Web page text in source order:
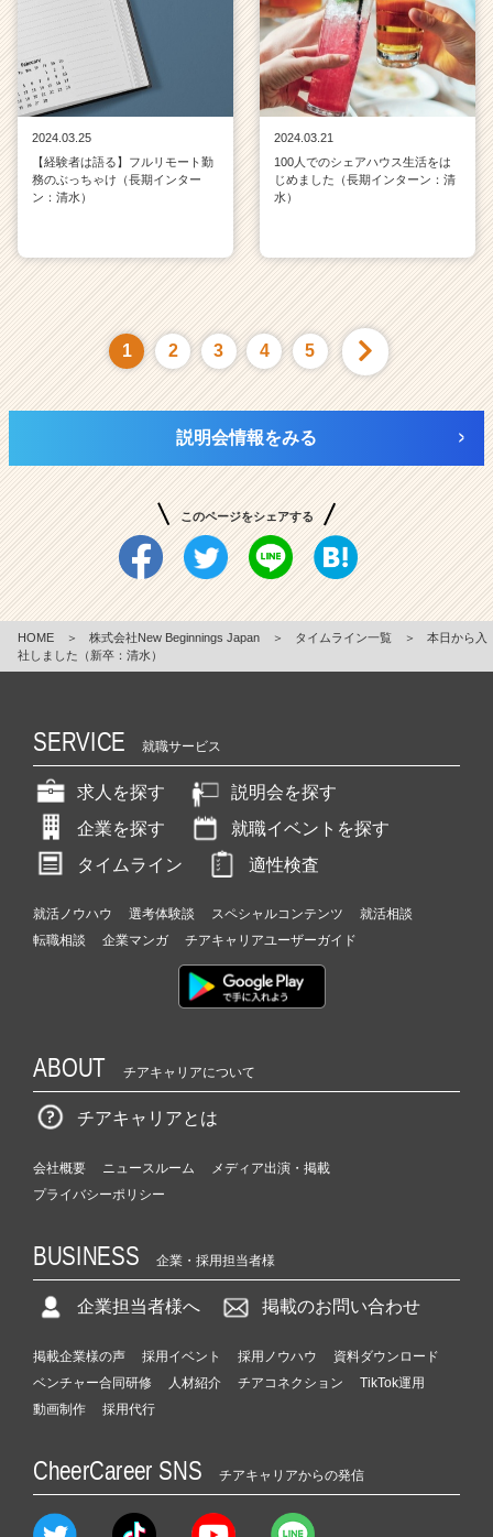
2024.03.25
【経験者は語る】フルリモート勤
務のぶっちゃけ（長期インター
ン：清水）
2024.03.21
100人でのシェアハウス生活をは
じめました（長期インターン：清
水）
1 2 3 4 5
説明会情報をみる
このページをシェアする
HOME ＞ 株式会社New Beginnings Japan ＞ タイムライン一覧 ＞
本日から入
社しました（新卒：清水）
SERVICE 就職サービス
求人を探す
説明会を探す
企業を探す
就職イベントを探す
タイムライン
適性検査
就活ノウハウ 選考体験談 スペシャルコンテンツ
就活相談
転職相談
企業マンガ チアキャリアユーザーガイド
ABOUT チアキャリアについて
チアキャリアとは
会社概要 ニュースルーム
メディア出演・掲載
プライバシーポリシー
BUSINESS 企業・採用担当者様
企業担当者様へ 掲載のお問い合わせ
掲載企業様の声 採用イベント 採用ノウハウ
資料ダウンロード
ベンチャー合同研修
人材紹介 チアコネクション
TikTok運用
動画制作
採用代行
CheerCareer SNS チアキャリアからの発信